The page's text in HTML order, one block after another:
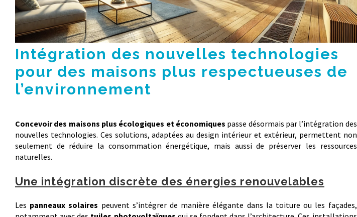
Intégration des nouvelles technologies
pour des maisons plus respectueuses de
l’environnement
Concevoir des maisons plus écologiques et économiques passe désormais par l’intégration des
nouvelles technologies. Ces solutions, adaptées au design intérieur et extérieur, permettent non
seulement de réduire la consommation énergétique, mais aussi de préserver les ressources
naturelles.
Une intégration discrète des énergies renouvelables
Les panneaux solaires peuvent s’intégrer de manière élégante dans la toiture ou les façades,